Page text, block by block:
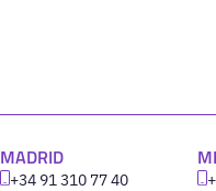
MADRID
+34 91 310 77 40